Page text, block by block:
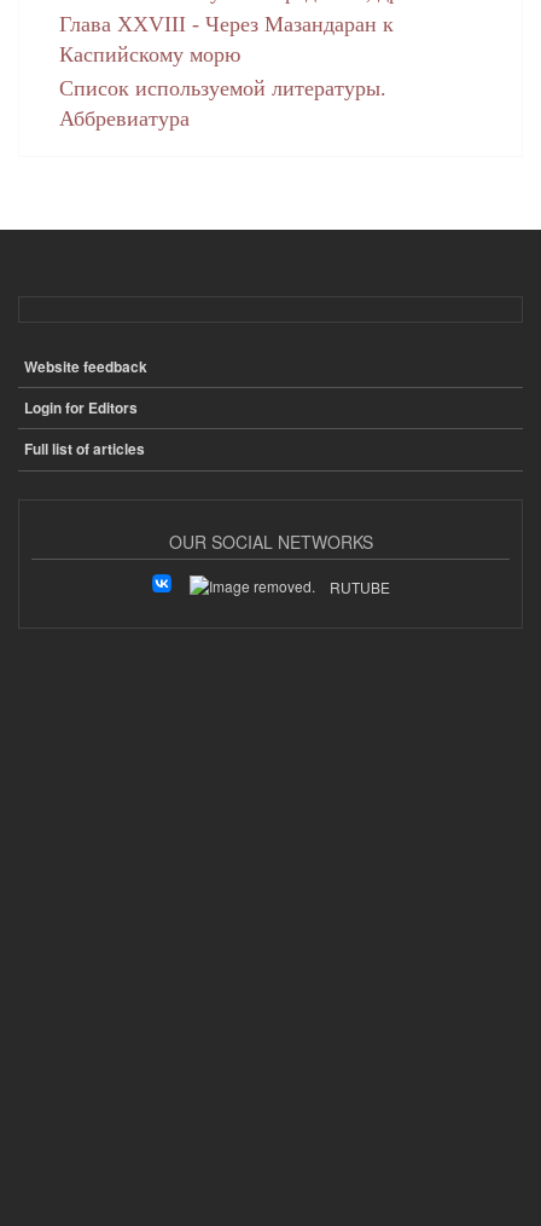
Глава XXVIII - Через Мазандаран к
Каспийскому морю
Список используемой литературы.
Аббревиатура
ПОДВАЛ
Website feedback
Login for Editors
Full list of articles
OUR SOCIAL NETWORKS
RUTUBE